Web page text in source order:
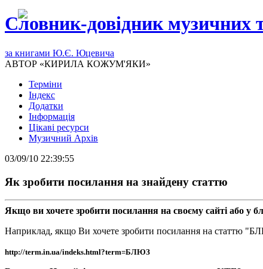
Словник-довідник музичних
за книгами Ю.Є. Юцевича
АВТОР «КИРИЛА КОЖУМ'ЯКИ»
Терміни
Індекс
Додатки
Інформація
Цікаві ресурси
Музичний Архів
03/09/10 22:39:55
Як зробити посилання на знайдену статтю
Якщо ви хочете зробити посилання на своєму сайті або у
Наприклад, якщо Ви хочете зробити посилання на статтю
http://term.in.ua/indeks.html?term=БЛЮЗ